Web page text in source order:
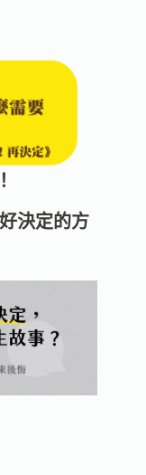
決定的方